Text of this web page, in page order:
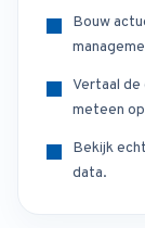
Bouw
Vertaal de
meteen
Bekijk
data.